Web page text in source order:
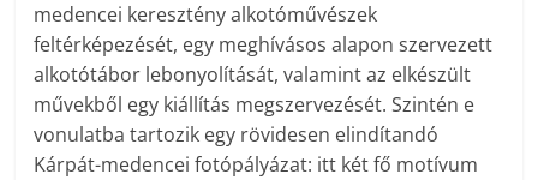
medencei keresztény alkotóművészek
feltérképezését, egy meghívásos alapon szervezett
alkotótábor lebonyolítását, valamint az elkészült
művekből egy kiállítás megszervezését. Szintén e
vonulatba tartozik egy rövidesen elindítandó
Kárpát-medencei fotópályázat: itt két fő motívum